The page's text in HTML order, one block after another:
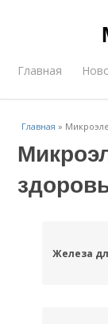
Главная
Главная »
Железа